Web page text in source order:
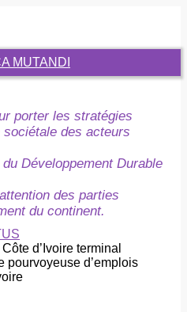
porter les stratégies
sociétale des acteurs
Développement Durable
des parties
du continent.